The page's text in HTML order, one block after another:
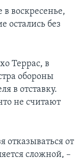
в воскресенье,
остались без
Террас, в
обороны
в отставку.
не считают
отказываться от
сложной, –